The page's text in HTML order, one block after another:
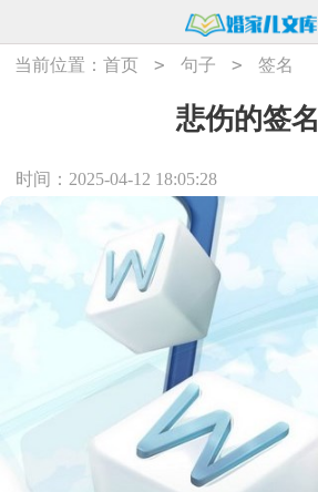
当前位置：首页 > 句子 > 签名
悲伤的签名
时间：2025-04-12 18:05:28